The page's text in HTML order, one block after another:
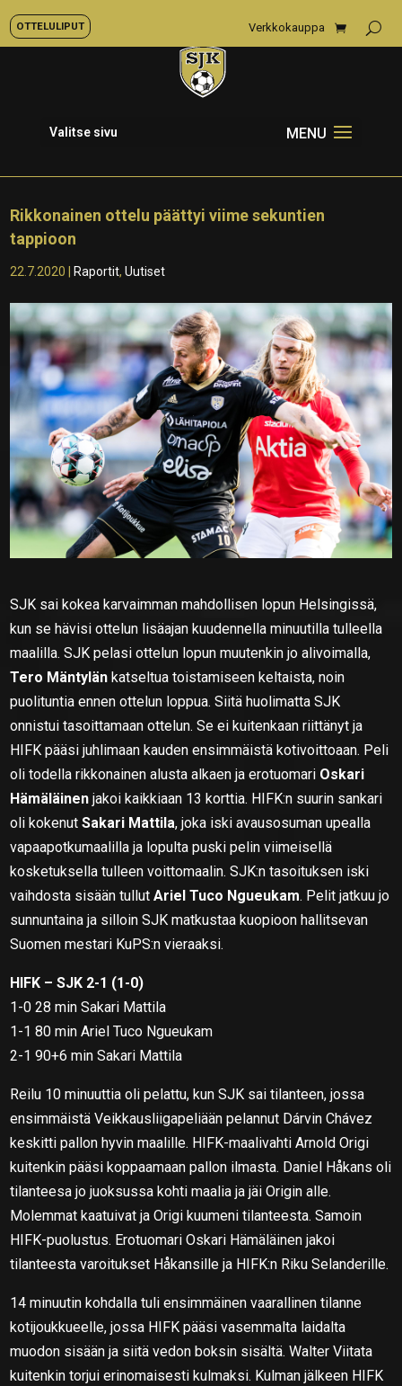
OTTELULIPUT Verkkokauppa
Valitse sivu
Rikkonainen ottelu päättyi viime sekuntien
tappioon
22.7.2020 Raportit,Uutiset
SJK sai kokea karvaimman mahdollisen lopun Helsingissä,
kun se hävisi ottelun lisäajan kuudennella minuutilla tulleella
maalilla. SJK pelasi ottelun lopun muutenkin jo alivoimalla,
Tero Mäntylän katseltua toistamiseen keltaista, noin
puolituntia ennen ottelun loppua. Siitä huolimatta SJK
onnistui tasoittamaan ottelun. Se ei kuitenkaan riittänyt ja
HIFK pääsi juhlimaan kauden ensimmäistä kotivoittoaan. Peli
oli todella rikkonainen alusta alkaen ja erotuomari Oskari
Hämäläinen jakoi kaikkiaan 13 korttia. HIFK:n suurin sankari
oli kokenutSakari Mattila, joka iski avausosuman upealla
vapaapotkumaalilla ja lopulta puski pelin viimeisellä
kosketuksella tulleen voittomaalin. SJK:n tasoituksen iski
vaihdosta sisään tullutAriel Tuco Ngueukam. Pelit jatkuu jo
sunnuntaina ja silloin SJK matkustaa kuopioon hallitsevan
Suomen mestari KuPS:n vieraaksi.
HIFK – SJK 2-1 (1-0)
1-0 28 min Sakari Mattila
1-1 80 min Ariel Tuco Ngueukam
2-1 90+6 min Sakari Mattila
Reilu 10 minuuttia oli pelattu, kun SJK sai tilanteen, jossa
ensimmäistä Veikkausliigapeliään pelannut Dárvin Chávez
keskitti pallon hyvin maalille. HIFK-maalivahti Arnold Origi
kuitenkin pääsi koppaamaan pallon ilmasta. Daniel Håkans oli
tilanteesa jo juoksussa kohti maalia ja jäi Origin alle.
Molemmat kaatuivat ja Origi kuumeni tilanteesta. Samoin
HIFK-puolustus. Erotuomari Oskari Hämäläinen jakoi
tilanteesta varoitukset Håkansille ja HIFK:n Riku Selanderille.
14 minuutin kohdalla tuli ensimmäinen vaarallinen tilanne
kotijoukkueelle, jossa HIFK pääsi vasemmalta laidalta
muodon sisään ja siitä vedon boksin sisältä. Walter Viitata
kuitenkin torjui erinomaisesti kulmaksi. Kulman jälkeen HIFK